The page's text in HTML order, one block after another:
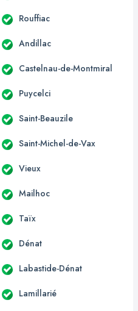
Rouffiac
Andillac
Castelnau-de-Montmiral
Puycelci
Saint-Beauzile
Saint-Michel-de-Vax
Vieux
Mailhoc
Taïx
Dénat
Labastide-Dénat
Lamillarié